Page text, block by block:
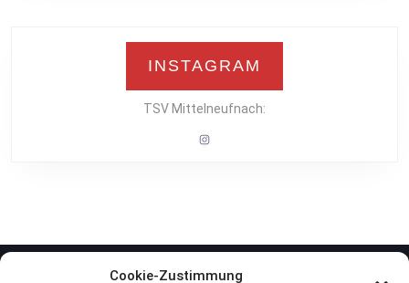
Cookie-Zustimmung
INSTAGRAM
TSV Mittelneufnach:
Instagram